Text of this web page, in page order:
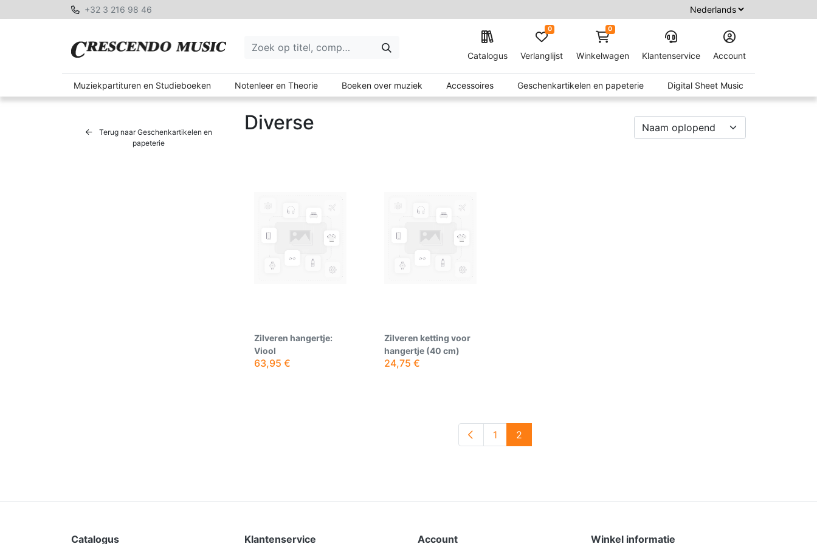
+32 3 216 98 46
Catalogus Verlanglijst
0 0
Winkelwagen Klantenservice Account
Muziekpartituren en Studieboeken Notenleer en Theorie Boeken over muziek Accessoires Geschenkartikelen en papeterie Digital Sheet Music
Terug naar Geschenkartikelen en
papeterie
Diverse
Zilveren hangertje:
Viool
63,95 €
Zilveren ketting voor
hangertje (40 cm)
24,75 €
1 2
Catalogus Klantenservice Account Winkel informatie